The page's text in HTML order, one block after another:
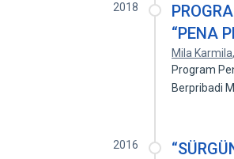
2018
“PENA
Mila Karmila,
Program
Berpribadi
2016